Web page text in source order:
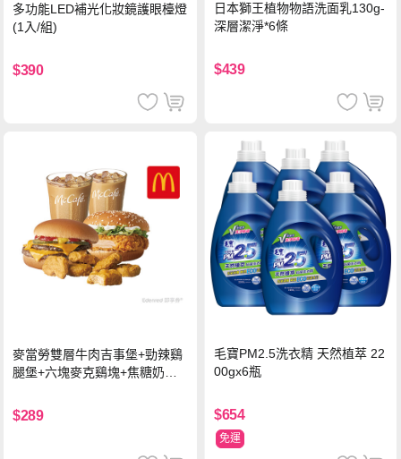
多功能LED補光化妝鏡護眼檯燈
(1入/組)
$390
日本獅王植物物語洗面乳130g-
深層潔淨*6條
$439
麥當勞雙層牛肉吉事堡+勁辣鷄
腿堡+六塊麥克鷄塊+焦糖奶茶
$289
毛寶PM2.5洗衣精 天然植萃 22
00gx6瓶
$654
免運